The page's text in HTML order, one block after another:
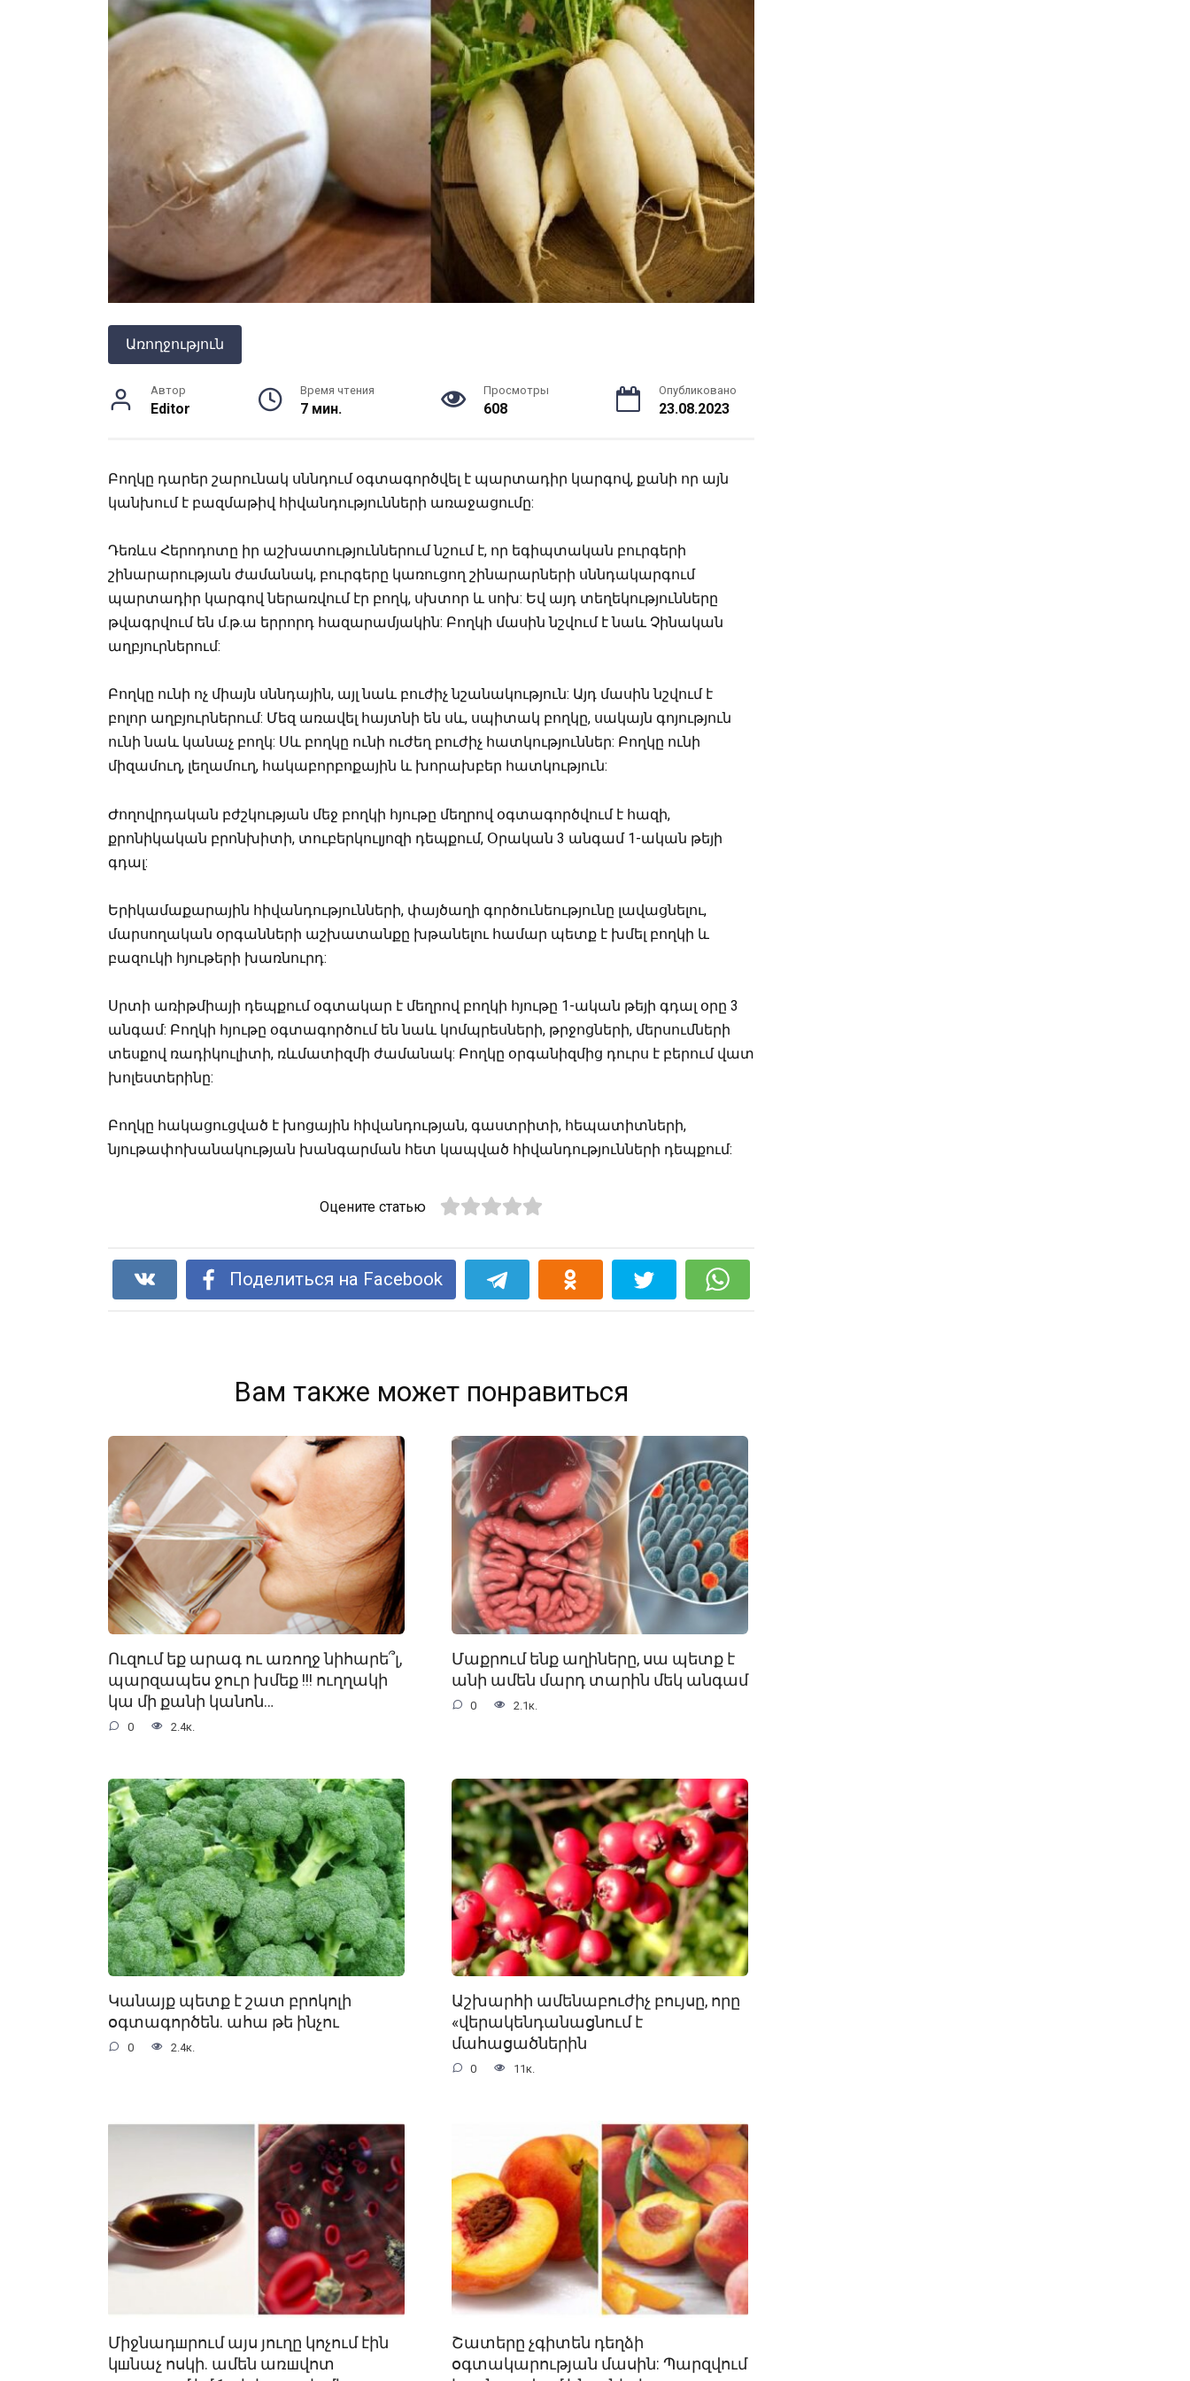
Առողջություն
Автор
Editor
Время чтения
7 мин.
Просмотры
608
Опубликовано
23.08.2023
Բողկը դարեր շարունակ սննդում օգտագործվել է պարտադիր կարգով, քանի որ այն
կանխում է բազմաթիվ հիվանդությունների առաջացումը:
Դեռևս Հերոդոտը իր աշխատություններում նշում է, որ եգիպտական բուրգերի
շինարարության ժամանակ, բուրգերը կառուցող շինարարների սննդակարգում
պարտադիր կարգով ներառվում էր բողկ, սխտոր և սոխ: Եվ այդ տեղեկությունները
թվագրվում են մ.թ.ա երրորդ հազարամյակին: Բողկի մասին նշվում է նաև Չինական
աղբյուրներում:
Բողկը ունի ոչ միայն սննդային, այլ նաև բուժիչ նշանակություն: Այդ մասին նշվում է
բոլոր աղբյուրներում: Մեզ առավել հայտնի են սև, սպիտակ բողկը, սակայն գոյություն
ունի նաև կանաչ բողկ: Սև բողկը ունի ուժեղ բուժիչ հատկություններ: Բողկը ունի
միզամուղ, լեղամուղ, հակաբորբոքային և խորախբեր հատկություն:
Ժողովրդական բժշկության մեջ բողկի հյութը մեղրով օգտագործվում է հազի,
քրոնիկական բրոնխիտի, տուբերկուլյոզի դեպքում, Օրական 3 անգամ 1-ական թեյի
գդալ:
Երիկամաքարային հիվանդությունների, փայծաղի գործունեությունը լավացնելու,
մարսողական օրգանների աշխատանքը խթանելու համար պետք է խմել բողկի և
բազուկի հյութերի խառնուրդ:
Սրտի առիթմիայի դեպքում օգտակար է մեղրով բողկի հյութը 1-ական թեյի գդալ օրը 3
անգամ: Բողկի հյութը օգտագործում են նաև կոմպրեսների, թրջոցների, մերսումների
տեսքով ռադիկուլիտի, ռևմատիզմի ժամանակ: Բողկը օրգանիզմից դուրս է բերում վատ
խոլեստերինը:
Բողկը հակացուցված է խոցային հիվանդության, գաստրիտի, հեպատիտների,
նյութափոխանակության խանգարման հետ կապված հիվանդությունների դեպքում:
Оцените статью
Поделиться на Facebook
Вам также может понравиться
Ուզում եք արագ ու առողջ նիհարե՞լ,
պարզապես ջուր խմեք !!! ուղղակի
կա մի քանի կանոն…
0 2.4к.
Մաքրում ենք աղիները, սա պետք է
անի ամեն մարդ տարին մեկ անգամ
0 2.1к.
Կանայք պետք է շատ բրոկոլի
օգտագործեն. ահա թե ինչու
0 2.4к.
Աշխարհի ամենաբուժիչ բույսը, որը
«վերակենդանացնում է
մահացածներին
0 11к.
Միջնադшրում այս յուղը կոչում էին
կшնաչ ոսկի. ամեն առшվոտ
Շատերը չգիտեն դեղձի
օգտակարության մասին: Պարզվում